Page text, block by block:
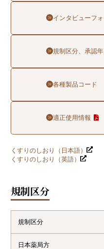
インタビューフ
規制区分、承認
各種製品コード
適正使用情報
くすりのしおり（日本語）
くすりのしおり（英語）
規制区分
規制区分
日本薬局方